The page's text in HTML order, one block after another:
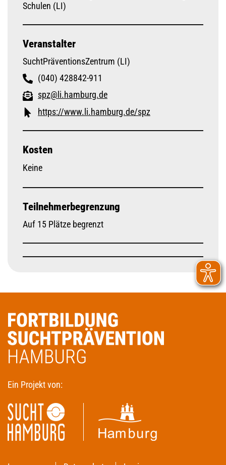
Schulen (LI)
Veranstalter
SuchtPräventionsZentrum (LI)
(040) 428842-911
spz@li.hamburg.de
https://www.li.hamburg.de/spz
Kosten
Keine
Teilnehmerbegrenzung
Auf 15 Plätze begrenzt
Ein Projekt von: